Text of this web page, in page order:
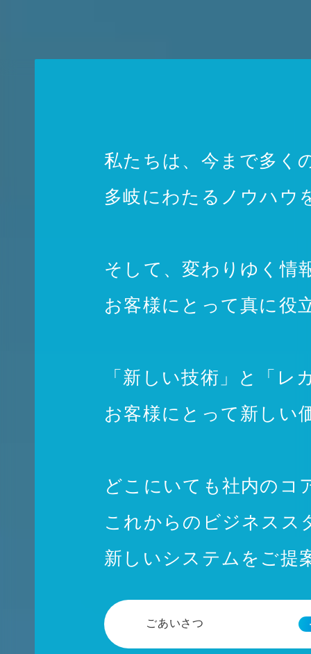
私たちは、今まで多く
多岐にわたるノウハウ
そして、変わりゆく情
お客様にとって真に役
「新しい技術」と「
お客様にとって新しい
どこにいても社内のコ
これからのビジネスス
新しいシステムをご提
ごあいさつ